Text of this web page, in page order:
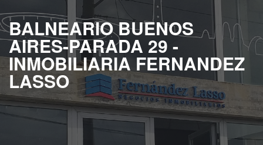
BALNEARIO BUENOS
AIRES-PARADA 29 -
INMOBILIARIA FERNANDEZ
LASSO